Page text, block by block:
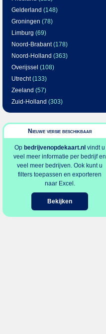
Gelderland (148)
Groningen (78)
Limburg (69)
Noord-Brabant(178)
Noord-Holland (363)
Overijssel (108)
Utrecht(133)
Zeeland (57)
Zuid-Holland (303)
Nieuwe versie beschikbaar
Op bedrijvenopdekaart.nl vindt u
veel meer informatie per bedrijf en
veel meer bedrijven. Ook kunt u
filters toepassen en exporteren
naar Excel.
Bekijken